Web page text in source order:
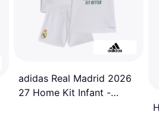
adidas Real Madrid 2026
27 Home Kit Infant -